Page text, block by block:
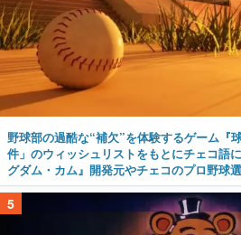
野球部の過酷な“補欠”を体験するゲーム『
件」のウィッシュリストをもとにチェコ語
グダム・カム』開発元やチェコのプロ野球
5